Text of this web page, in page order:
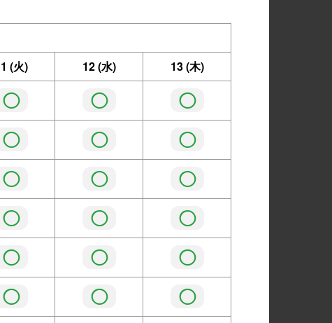
(火) 12(水) 13(木)
◯ ◯ ◯
◯ ◯ ◯
◯ ◯ ◯
◯ ◯ ◯
◯ ◯ ◯
◯ ◯ ◯